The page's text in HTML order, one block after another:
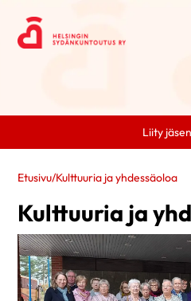
Liity
Etusivu/Kulttuuria ja yhdessäoloa
Kulttuuria ja